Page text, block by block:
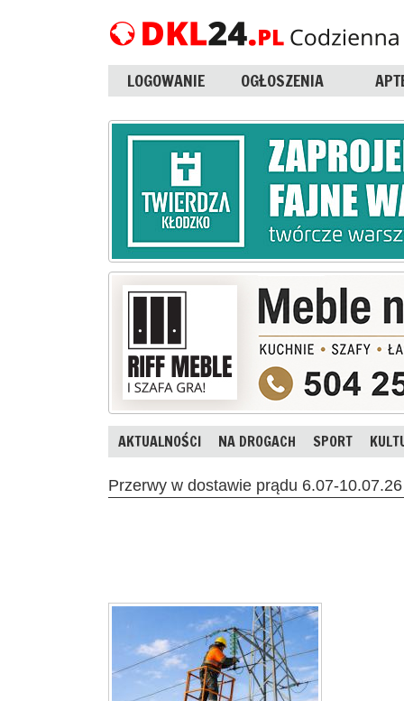
LOGOWANIE OGŁOSZENIA
AKTUALNOŚCI NA DROGACH SPORT
Przerwy w dostawie prądu 6.07-